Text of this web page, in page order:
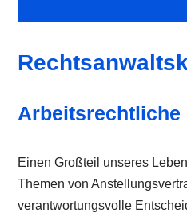
Arbeitsrechtliche
Einen Großteil unseres
Themen von
verantwortungsvolle